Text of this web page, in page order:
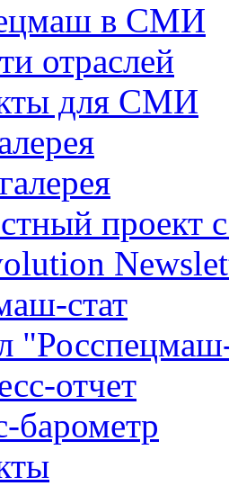
в СМИ
отраслей
для СМИ
проект
стат
отчет
барометр